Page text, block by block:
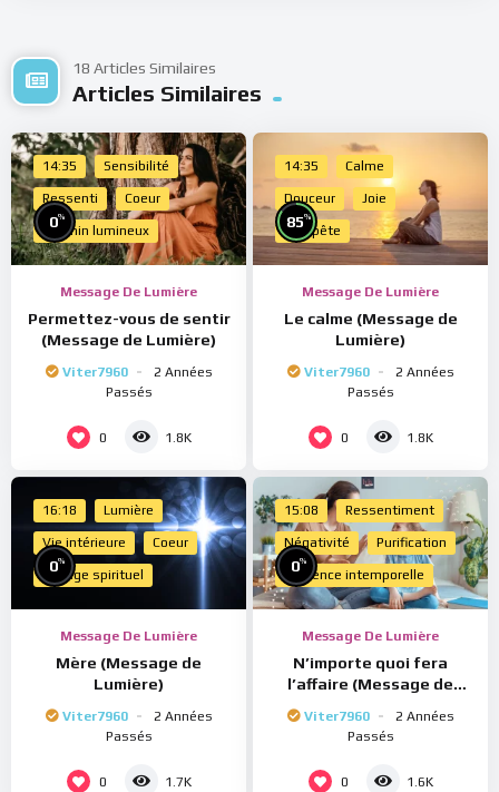
18 Articles Similaires
Articles Similaires
14:35 Sensibilité
Ressenti Coeur
Chemin lumineux
0%
Message De Lumière
Permettez-vous de sentir
(Message de Lumière)
Viter7960
2 Années
Passés
0 1.8K
14:35 Calme
Douceur Joie
Tempête
85%
Message De Lumière
Le calme (Message de
Lumière)
Viter7960
2 Années
Passés
0 1.8K
16:18 Lumière
Vie intérieure Coeur
Voyage spirituel
0%
Message De Lumière
Mère (Message de
Lumière)
Viter7960
2 Années
Passés
0 1.7K
15:08 Ressentiment
Négativité Purification
Présence intemporelle
0%
Message De Lumière
N’importe quoi fera
l’affaire (Message de
Viter7960
2 Années
Passés
0 1.6K